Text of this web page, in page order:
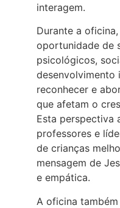
interagem.
Durante a
oportunidade de
psicológicos,
desenvolvimento
reconhecer e
que afetam o
Esta perspectiva
professores e
de crianças
mensagem de
e empática.
A oficina